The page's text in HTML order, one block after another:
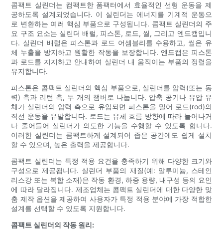
콤팩트 실린더는 컴팩트한 폼팩터에서 효율적인 선형 운동을 제
공하도록 설계되었습니다. 이 실린더는 에너지를 기계적 운동으
로 변환하는 여러 핵심 부품으로 구성됩니다. 콤팩트 실린더의 주
요 구조 요소는 실린더 배럴, 피스톤, 로드, 씰, 그리고 엔드캡입니
다. 실린더 배럴은 피스톤과 로드 어셈블리를 수용하고, 씰은 유
체 누출을 방지하고 원활한 작동을 보장합니다. 엔드캡은 피스톤
과 로드를 지지하고 안내하여 실린더 내 움직이는 부품의 정렬을
유지합니다.
피스톤은 콤팩트 실린더의 핵심 부품으로, 실린더를 압력(또는 동
력) 측과 리턴 측, 두 개의 챔버로 나눕니다. 압축 공기나 유압 유
체가 실린더의 압력 측으로 유입되면 피스톤을 밀어 로드(rod)의
직선 운동을 유발합니다. 로드는 유체 흐름 방향에 따라 늘어나거
나 줄어들어 실린더가 의도한 기능을 수행할 수 있도록 합니다.
이러한 실린더는 콤팩트하게 설계되어 좁은 공간에도 쉽게 설치
할 수 있으며, 높은 출력을 제공합니다.
콤팩트 실린더는 특정 적용 요건을 충족하기 위해 다양한 크기와
구성으로 제공됩니다. 실린더 부품의 재질(예: 알루미늄, 스테인
리스강 또는 복합 소재)은 작동 환경, 하중 용량, 내구성 등의 요인
에 따라 달라집니다. 제조업체는 콤팩트 실린더에 대한 다양한 맞
춤 제작 옵션을 제공하여 사용자가 특정 적용 분야에 가장 적합한
설계를 선택할 수 있도록 지원합니다.
콤팩트 실린더의 작동 원리: